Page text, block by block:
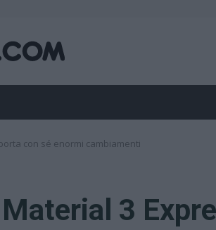
con sé enormi cambiamenti
3